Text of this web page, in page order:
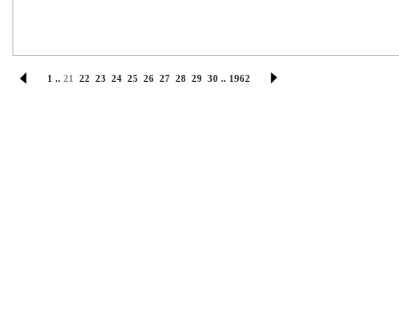
1 .. 21 22 23 24 25 26 27 28 29 30 .. 1962